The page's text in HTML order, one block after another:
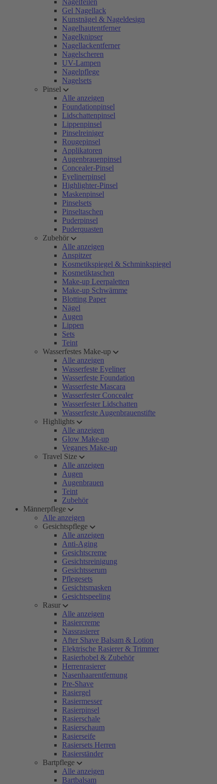
Nagelfeilen
Gel Nagellack
Kunstnägel & Nageldesign
Nagelhautentferner
Nagelknipser
Nagellackentferner
Nagelscheren
UV-Lampen
Nagelpflege
Nagelsets
Pinsel
Alle anzeigen
Foundationpinsel
Lidschattenpinsel
Lippenpinsel
Pinselreiniger
Rougepinsel
Applikatoren
Augenbrauenpinsel
Concealer-Pinsel
Eyelinerpinsel
Highlighter-Pinsel
Maskenpinsel
Pinselsets
Pinseltaschen
Puderpinsel
Puderquasten
Zubehör
Alle anzeigen
Anspitzer
Kosmetikspiegel & Schminkspiegel
Kosmetiktaschen
Make-up Leerpaletten
Make-up Schwämme
Blotting Paper
Nägel
Augen
Lippen
Sets
Teint
Wasserfestes Make-up
Alle anzeigen
Wasserfeste Eyeliner
Wasserfeste Foundation
Wasserfeste Mascara
Wasserfester Concealer
Wasserfester Lidschatten
Wasserfeste Augenbrauenstifte
Highlights
Alle anzeigen
Glow Make-up
Veganes Make-up
Travel Size
Alle anzeigen
Augen
Augenbrauen
Teint
Zubehör
Männerpflege
Alle anzeigen
Gesichtspflege
Alle anzeigen
Anti-Aging
Gesichtscreme
Gesichtsreinigung
Gesichtsserum
Pflegesets
Gesichtsmasken
Gesichtspeeling
Rasur
Alle anzeigen
Rasiercreme
Nassrasierer
After Shave Balsam & Lotion
Elektrische Rasierer & Trimmer
Rasierhobel & Zubehör
Herrenrasierer
Nasenhaarentfernung
Pre-Shave
Rasiergel
Rasiermesser
Rasierpinsel
Rasierschale
Rasierschaum
Rasierseife
Rasiersets Herren
Rasierständer
Bartpflege
Alle anzeigen
Bartbalsam